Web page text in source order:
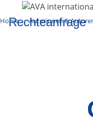
Rechteanfrage
Home Autorinnen &